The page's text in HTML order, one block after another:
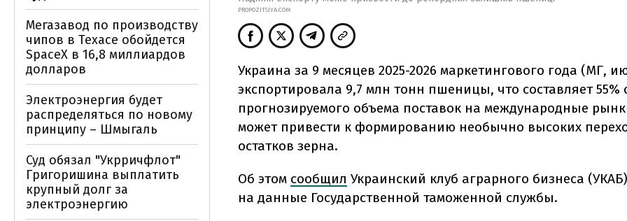
PROPOZITSIYA.COM
Украина за 9 месяцев 2025-2026 маркетингового года (МГ,
экспортировала 9,7 млн тонн пшеницы, что составляет 55%
прогнозируемого объема поставок на международные
может привести к формированию необычно высоких
остатков зерна.
Об этом сообщил Украинский клуб аграрного бизнеса
на данные Государственной таможенной службы.
Мегазавод по производству
чипов в Техасе обойдется
SpaceX в 16,8 миллиардов
долларов
Электроэнергия будет
распределяться по новому
принципу – Шмыгаль
Суд обязал "Укрричфлот"
Григоришина выплатить
крупный долг за
электроэнергию